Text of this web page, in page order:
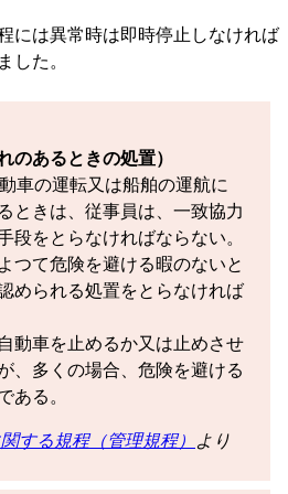
には異常時は即時停止しなければ
した。
のあるときの処置）
車の運転又は船舶の運航に
ときは、従事員は、一致協力
段をとらなければならない。
つて危険を避ける暇のないと
められる処置をとらなければ
動車を止めるか又は止めさせ
、多くの場合、危険を避ける
ある。
する規程（管理規程） より